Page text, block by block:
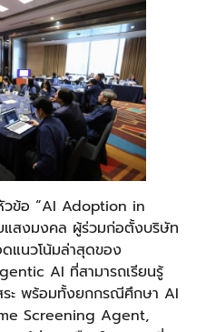
วข้อ “AI Adoption in
สงมงคล ผู้ร่วมก่อตั้งบริษัท
แนวโน้มล่าสุดของ
AI ที่สามารถเรียนรู้
ระ พร้อมทั้งยกกรณีศึกษา AI
Screening Agent,